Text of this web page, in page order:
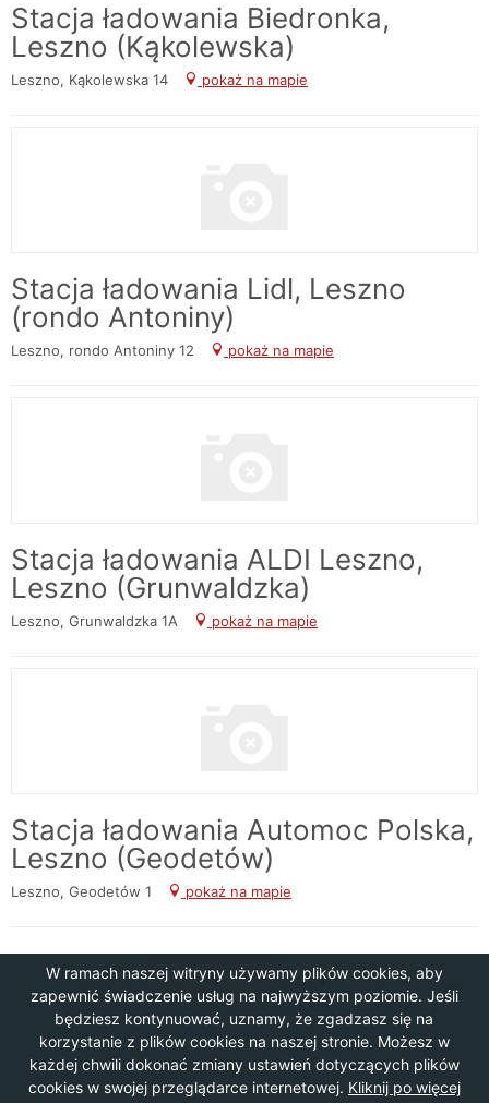
W ramach naszej witryny używamy plików cookies, aby
zapewnić świadczenie usług na najwyższym poziomie. Jeśli
będziesz kontynuować, uznamy, że zgadzasz się na
korzystanie z plików cookies na naszej stronie. Możesz w
każdej chwili dokonać zmiany ustawień dotyczących plików
cookies w swojej przeglądarce internetowej. Kliknij po więcej
Stacja ładowania Biedronka,
Leszno (Kąkolewska)
Leszno, Kąkolewska 14 pokaż na mapie
Stacja ładowania Lidl, Leszno
(rondo Antoniny)
Leszno, rondo Antoniny 12 pokaż na mapie
Stacja ładowania ALDI Leszno,
Leszno (Grunwaldzka)
Leszno, Grunwaldzka 1A pokaż na mapie
Stacja ładowania Automoc Polska,
Leszno (Geodetów)
Leszno, Geodetów 1 pokaż na mapie
1 z 1